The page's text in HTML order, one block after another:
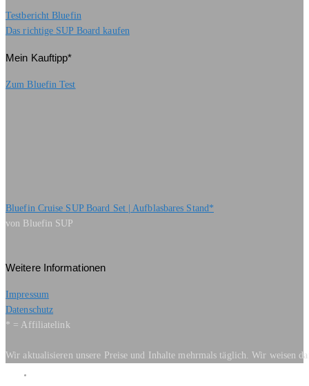
Testbericht Bluefin
Das richtige SUP Board kaufen
Mein Kauftipp*
Zum Bluefin Test
Bluefin Cruise SUP Board Set | Aufblasbares Stand*
von Bluefin SUP
Weitere Informationen
Impressum
Datenschutz
* = Affiliatelink
Wir aktualisieren unsere Preise und Inhalte mehrmals täglich. Wir weisen